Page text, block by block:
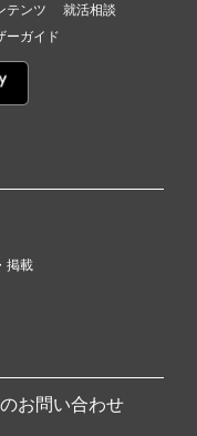
テンツ
就活相談
ーガイド
掲載
お問い合わせ